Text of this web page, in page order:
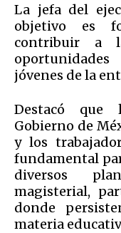
La jefa del
objetivo es
contribuir a
jóvenes de la
Destacó que
Gobierno de
y los
fundamental
diversos
magisterial,
donde
materia